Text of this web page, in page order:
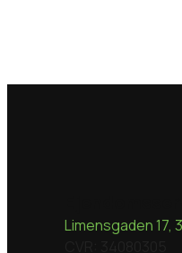
Limensgaden 17,